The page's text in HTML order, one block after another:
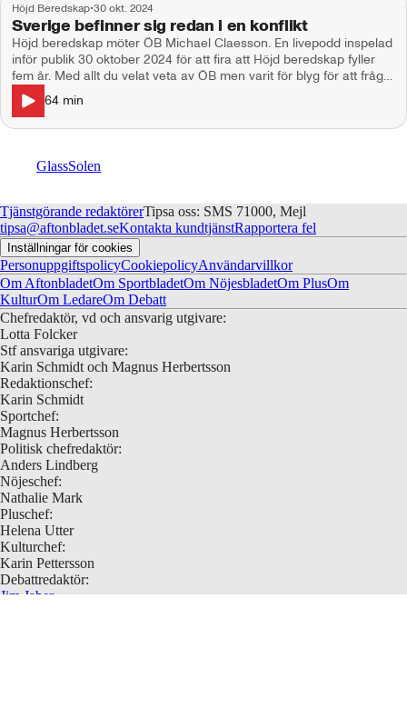
Höjd Beredskap•30 okt. 2024
Sverige befinner sig redan i en konflikt
Höjd beredskap möter ÖB Michael Claesson. En livepodd inspelad
inför publik 30 oktober 2024 för att fira att Höjd beredskap fyller
fem år. Med allt du velat veta av ÖB men varit för blyg för att fråga.
Av och med Patrik Oksanen, Amanda Wollstad, Johan Wiktorin
och Anders Lindberg
64 min
GlassSolen
Tjänstgörande redaktörerTipsa oss: SMS 71000, Mejl
tipsa@aftonbladet.seKontakta kundtjänstRapportera fel
Inställningar för cookies
PersonuppgiftspolicyCookiepolicyAnvändarvillkor
Om AftonbladetOm SportbladetOm NöjesbladetOm PlusOm
KulturOm LedareOm Debatt
Chefredaktör, vd och ansvarig utgivare:
Lotta Folcker
Stf ansvariga utgivare:
Karin Schmidt och Magnus Herbertsson
Redaktionschef:
Karin Schmidt
Sportchef:
Magnus Herbertsson
Politisk chefredaktör:
Anders Lindberg
Nöjeschef:
Nathalie Mark
Pluschef:
Helena Utter
Kulturchef:
Karin Pettersson
Debattredaktör:
Jim Jaber